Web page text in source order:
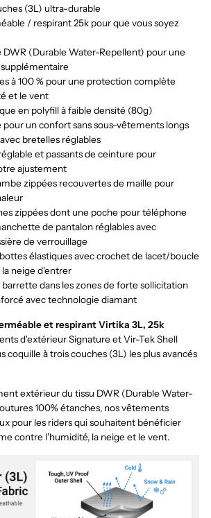
(3L) ultra-durable
/ respirant 25k pour que vous soyez
DWR (Durable Water-Repellent) pour une
à 100 % pour une protection complète
et le vent
en polyfill à faible densité (80g)
pour un confort sans sous-vêtements longs
bretelles réglables
et passants de ceinture pour
ajustement
zippées recouvertes de maille pour
zippées dont une poche pour téléphone
de pantalon réglables avec
de verrouillage
élastiques avec crochet de lacet/boucle
neige d'entrer
dans les zones de forte sollicitation
avec technologie diamant
et respirant Virtika 3L, 25k
d'extérieur Signature et Vir-Tek Shell
coquille à trois couches (3L) les plus avancés
extérieur du tissu DWR (Durable Water-
100% étanches, nos vêtements
pour les riders qui souhaitent bénéficier
contre l'humidité, la neige et le vent.